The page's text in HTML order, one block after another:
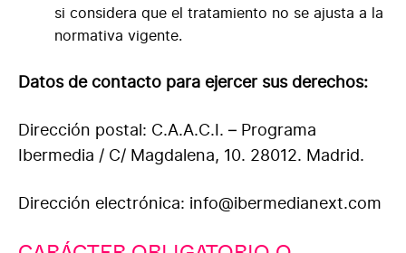
si considera que el tratamiento no se ajusta a la
normativa vigente.
Datos de contacto para ejercer sus derechos:
Dirección postal: C.A.A.C.I. – Programa
Ibermedia / C/ Magdalena, 10. 28012. Madrid.
Dirección electrónica: info@ibermedianext.com